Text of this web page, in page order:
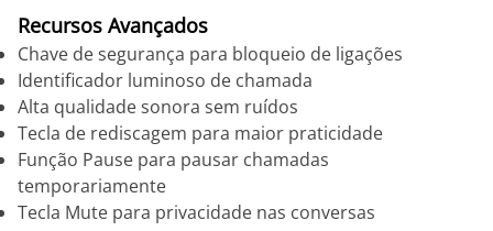
Recursos Avançados
Chave de segurança para bloqueio de ligações
Identificador luminoso de chamada
Alta qualidade sonora sem ruídos
Tecla de rediscagem para maior praticidade
Função Pause para pausar chamadas
temporariamente
Tecla Mute para privacidade nas conversas